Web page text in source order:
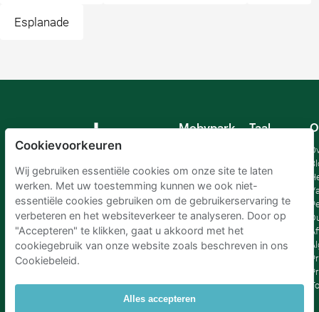
Esplanade
Mobypark
Taal
Spaans
Frankrijk
Italiaans
Nederlands
Cookievoorkeuren
Wij gebruiken essentiële cookies om onze site te laten
werken. Met uw toestemming kunnen we ook niet-
essentiële cookies gebruiken om de gebruikerservaring te
verbeteren en het websiteverkeer te analyseren. Door op
"Accepteren" te klikken, gaat u akkoord met het
cookiegebruik van onze website zoals beschreven in ons
Cookiebeleid.
Alles accepteren